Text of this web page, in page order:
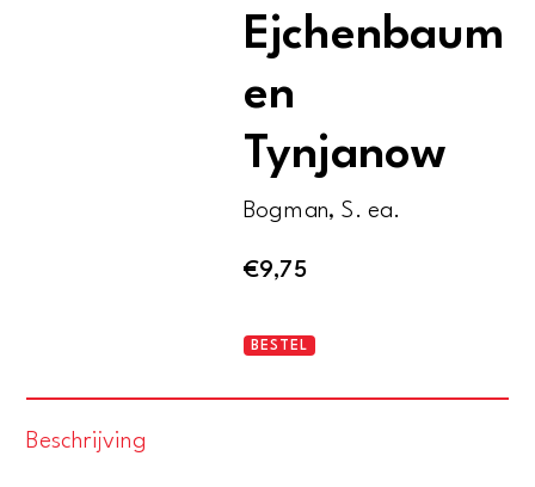
Ejchenbaum
en
Tynjanow
Bogman, S. ea.
€9,75
Russies
BESTEL
Beschrijving